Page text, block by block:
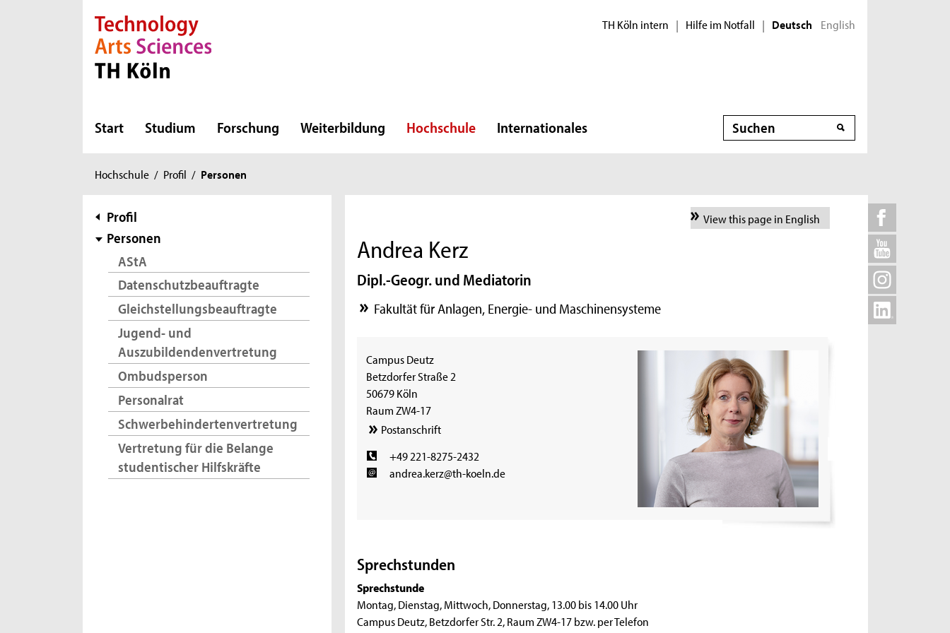
Direkt zur Hauptnavigation
Direkt zur Subnavigation
Direkt zum Inhalt
Direkt zum Fußbereich TH Köln intern | Hilfe im Notfall | Deutsch English
Start Studium Forschung Weiterbildung Hochschule Internationales Suche
Sie
hier:
Hochschule / Profil / Personen
Subnavigation
Profil
Personen
AStA
Datenschutzbeauftragte
Gleichstellungsbeauftragte
Jugend- und
Auszubildendenvertretung
Ombudsperson
Personalrat
Schwerbehindertenvertretung
Vertretung für die Belange
studentischer Hilfskräfte
View this page in English
Andrea Kerz
Dipl.-Geogr. und Mediatorin
Fakultät für Anlagen, Energie- und Maschinensysteme
Campus Deutz
Betzdorfer Straße 2
50679 Köln
Raum ZW4-17
Postanschrift
+49 221-8275-2432
andrea.kerz@th-koeln.de
Sprechstunden
Sprechstunde
Montag, Dienstag, Mittwoch, Donnerstag, 13.00 bis 14.00 Uhr
Campus Deutz, Betzdorfer Str. 2, Raum ZW4-17 bzw. per Telefon